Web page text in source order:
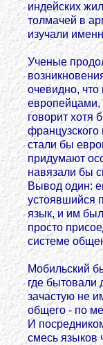
индейских
толмачей в
изучали
Ученые
очевидно,
европейцами,
говорит хотя
французского
стали бы
придумают
навязали бы
Вывод один:
устоявшийся
язык, и им
просто
системе
Мобильский
где бытовали
зачастую не
общего - по
И
смесь языков